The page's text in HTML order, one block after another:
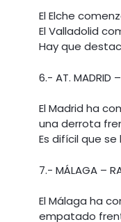
El Elche
El Valladolid
Hay que
6.- AT. MADRID –
El Madrid ha
una derrota
Es difícil que
7.- MÁLAGA –
El Málaga ha
empatado